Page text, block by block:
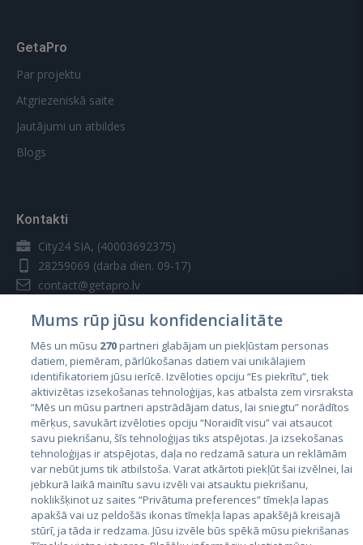
GetaPro
Par projektu
Atgriezeniskā saite
Jautājumi un atbildes
Blogs
Kontakti
City24 SIA, (40003692375)
28259069 (darba dien. 09-17)
contact@getapro.lv
Valstis
Igaunija
Latvija
Lietuva
Mums rūp jūsu konfidencialitāte
Mēs un mūsu 270partneri glabājam un piekļūstam personas
datiem, piemēram, pārlūkošanas datiem vai unikālajiem
identifikatoriem jūsu ierīcē. Izvēloties opciju “Es piekrītu”, tiek
aktivizētas izsekošanas tehnoloģijas, kas atbalsta zem virsraksta
“Mēs un mūsu partneri apstrādājam datus, lai sniegtu” norādītos
mērķus, savukārt izvēloties opciju “Noraidīt visu” vai atsaucot
savu piekrišanu, šīs tehnoloģijas tiks atspējotas. Ja izsekošanas
tehnoloģijas ir atspējotas, daļa no redzamā satura un reklāmām
var nebūt jums tik atbilstoša. Varat atkārtoti piekļūt šai izvēlnei, lai
jebkurā laikā mainītu savu izvēli vai atsauktu piekrišanu,
noklikšķinot uz saites “Privātuma preferences” tīmekļa lapas
apakšā vai uz peldošās ikonas tīmekļa lapas apakšējā kreisajā
stūrī, ja tāda ir redzama. Jūsu izvēle būs spēkā mūsu piekrišanas